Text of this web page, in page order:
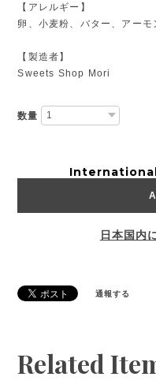
【アレルギー】
卵、小麦粉、バター、アーモ
【製造者】
Sweets Shop Mori
数量
日本国内
通報する
Related